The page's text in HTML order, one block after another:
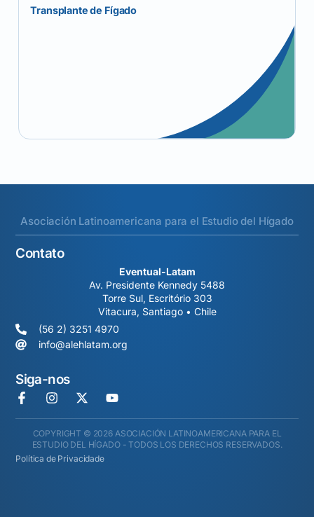
Transplante de Fígado
Asociación Latinoamericana para el Estudio del Hígado
Contato
Eventual-Latam
Av. Presidente Kennedy 5488
Torre Sul, Escritório 303
Vitacura, Santiago • Chile
(56 2) 3251 4970
info@alehlatam.org
Siga-nos
COPYRIGHT © 2026 ASOCIACIÓN LATINOAMERICANA PARA EL
ESTUDIO DEL HÍGADO - TODOS LOS DERECHOS RESERVADOS.
Política de Privacidade